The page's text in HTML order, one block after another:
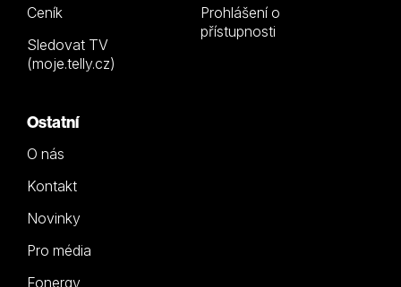
Ceník
Sledovat TV
(moje.telly.cz)
Prohlášení o
přístupnosti
Ostatní
O nás
Kontakt
Novinky
Pro média
Fonergy